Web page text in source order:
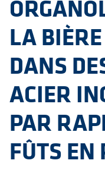
LA
DANS
ACIER
PAR
FÛTS EN